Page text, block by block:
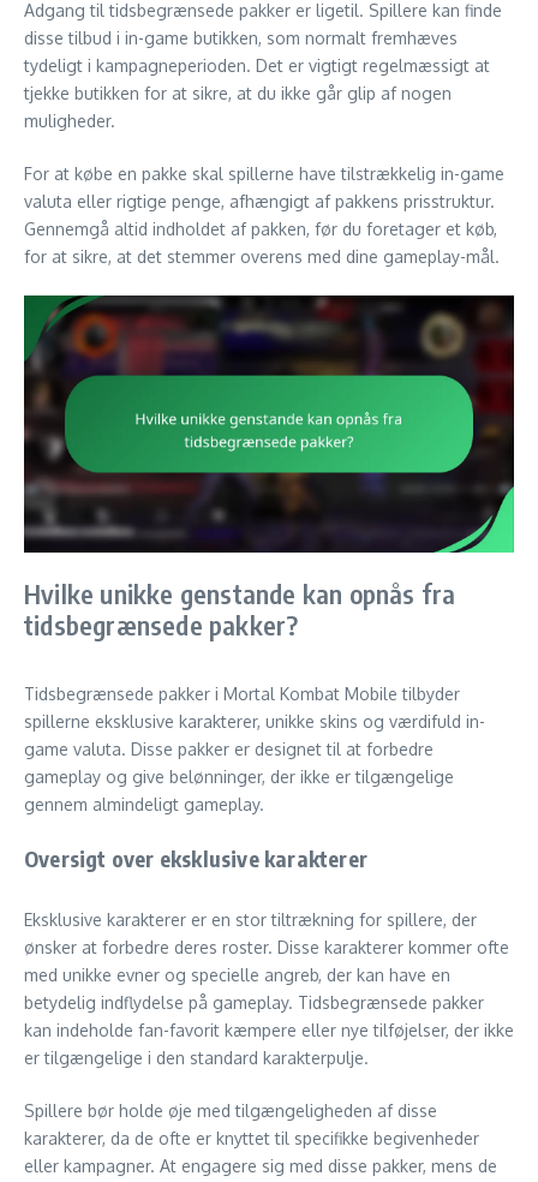
Adgang til tidsbegrænsede pakker er ligetil. Spillere kan finde
disse tilbud i in-game butikken, som normalt fremhæves
tydeligt i kampagneperioden. Det er vigtigt regelmæssigt at
tjekke butikken for at sikre, at du ikke går glip af nogen
muligheder.
For at købe en pakke skal spillerne have tilstrækkelig in-game
valuta eller rigtige penge, afhængigt af pakkens prisstruktur.
Gennemgå altid indholdet af pakken, før du foretager et køb,
for at sikre, at det stemmer overens med dine gameplay-mål.
Hvilke unikke genstande kan opnås fra
tidsbegrænsede pakker?
Tidsbegrænsede pakker i Mortal Kombat Mobile tilbyder
spillerne eksklusive karakterer, unikke skins og værdifuld in-
game valuta. Disse pakker er designet til at forbedre
gameplay og give belønninger, der ikke er tilgængelige
gennem almindeligt gameplay.
Oversigt over eksklusive karakterer
Eksklusive karakterer er en stor tiltrækning for spillere, der
ønsker at forbedre deres roster. Disse karakterer kommer ofte
med unikke evner og specielle angreb, der kan have en
betydelig indflydelse på gameplay. Tidsbegrænsede pakker
kan indeholde fan-favorit kæmpere eller nye tilføjelser, der ikke
er tilgængelige i den standard karakterpulje.
Spillere bør holde øje med tilgængeligheden af disse
karakterer, da de ofte er knyttet til specifikke begivenheder
eller kampagner. At engagere sig med disse pakker, mens de